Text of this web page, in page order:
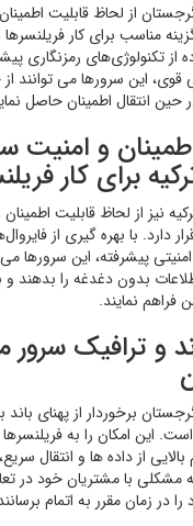
از لحاظ قابلیت
مناسب برای کار
از تکنولوژی‌های رمزنگاری
قوی، این سرورها می توانند
حین انتقال اطمینان حاصل
و امنیت
برای کار
نیز از لحاظ قابلیت
دارد. با بهره گیری از
پیشرفته، این سرورها می
بدون دغدغه را بدهند
فراهم نمایند.
و ترافیک
برخوردار از پهنای باند
این امکان را به
بالایی از داده ها و انتقال
مشکلی با مشتریان خود در
در زمان مقرر به اتمام